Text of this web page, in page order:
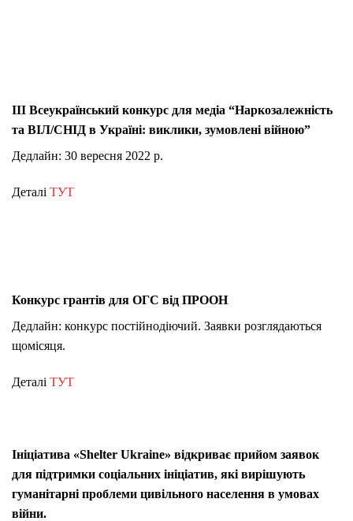
III Всеукраїнський конкурс для медіа “Наркозалежність
та ВІЛ/СНІД в Україні: виклики, зумовлені війною”
Дедлайн: 30 вересня 2022 р.
Деталі ТУТ
Конкурс грантів для ОГС від ПРООН
Дедлайн: конкурс постійнодіючий. Заявки розглядаються
щомісяця.
Деталі ТУТ
Ініціатива «Shelter Ukraine» відкриває прийом заявок
для підтримки соціальних ініціатив, які вирішують
гуманітарні проблеми цивільного населення в умовах
війни.